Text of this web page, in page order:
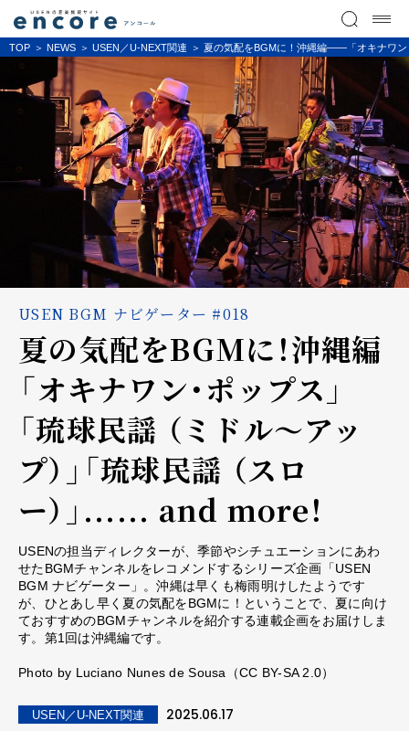
TOP NEWS USEN／U-NEXT関連 夏の気配をBGMに！沖縄編――「オキナワン
USEN BGM ナビゲーター #018
夏の気配をBGMに！沖縄編
――「オキナワン・ポップス」
「琉球民謡 （ミドル～アッ
プ）」「琉球民謡 （スロ
ー）」...... and more！
USENの担当ディレクターが、季節やシチュエーションにあわ
せたBGMチャンネルをレコメンドするシリーズ企画「USEN
BGM ナビゲーター」。沖縄は早くも梅雨明けしたようです
が、ひとあし早く夏の気配をBGMに！ということで、夏に向け
ておすすめのBGMチャンネルを紹介する連載企画をお届けしま
す。第1回は沖縄編です。
Photo by Luciano Nunes de Sousa（CC BY-SA 2.0）
USEN／U-NEXT関連 2025.06.17